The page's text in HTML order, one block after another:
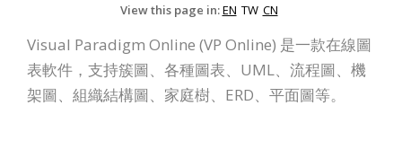
View this page in:EN TW CN
Visual Paradigm Online (VP Online) 是一款在線圖
表軟件，支持簇圖、各種圖表、UML、流程圖、機
架圖、組織結構圖、家庭樹、ERD、平面圖等。